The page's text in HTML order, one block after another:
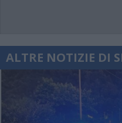
ALTRE NOTIZIE DI